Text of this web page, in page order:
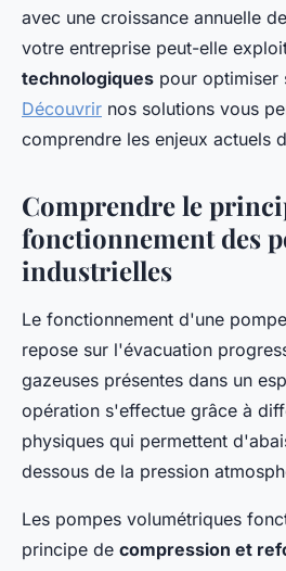
avec une croissance annuelle
votre entreprise peut-elle
technologiques pour optimiser
Découvrir nos solutions vous
comprendre les enjeux actuels
Comprendre le
fonctionnement des
industrielles
Le fonctionnement d'une
repose sur l'évacuation
gazeuses présentes dans un
opération s'effectue grâce à
physiques qui permettent
dessous de la pression
Les pompes volumétriques
principe de compression et